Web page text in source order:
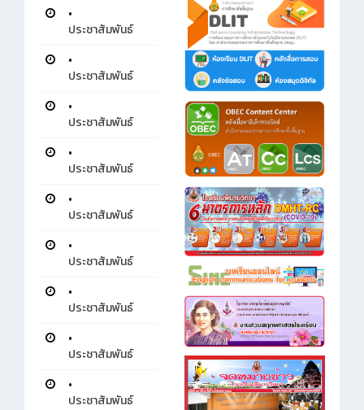
•
ประชาสัมพันธ์
•
ประชาสัมพันธ์
•
ประชาสัมพันธ์
•
ประชาสัมพันธ์
•
ประชาสัมพันธ์
•
ประชาสัมพันธ์
•
ประชาสัมพันธ์
•
ประชาสัมพันธ์
•
ประชาสัมพันธ์